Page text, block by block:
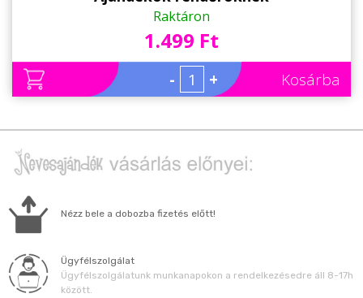
Raktáron
1.499 Ft
- + Kosárba
Nézz bele a dobozba fizetés előtt!
Ügyfélszolgálat
Ügyfélszolgálatunk munkanapokon a rendelkezésedre áll 8-17h
között.